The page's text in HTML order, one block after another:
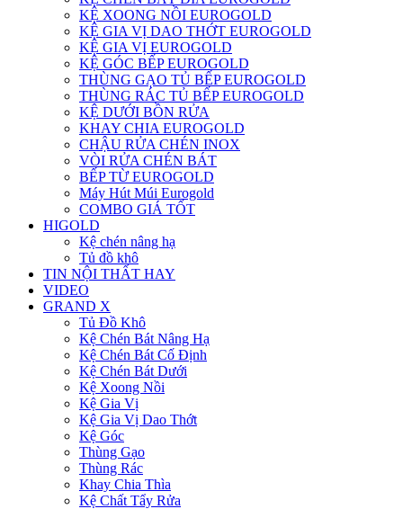
KỆ XOONG NỒI EUROGOLD
KỆ GIA VỊ DAO THỚT EUROGOLD
KỆ GIA VỊ EUROGOLD
KỆ GÓC BẾP EUROGOLD
THÙNG GẠO TỦ BẾP EUROGOLD
THÙNG RÁC TỦ BẾP EUROGOLD
KỆ DƯỚI BỒN RỬA
KHAY CHIA EUROGOLD
CHẬU RỬA CHÉN INOX
VÒI RỬA CHÉN BÁT
BẾP TỪ EUROGOLD
Máy Hút Múi Eurogold
COMBO GIÁ TỐT
HIGOLD
Kệ chén nâng hạ
Tủ đồ khô
TIN NỘI THẤT HAY
VIDEO
GRAND X
Tủ Đồ Khô
Kệ Chén Bát Nâng Hạ
Kệ Chén Bát Cố Định
Kệ Chén Bát Dưới
Kệ Xoong Nồi
Kệ Gia Vị
Kệ Gia Vị Dao Thớt
Kệ Góc
Thùng Gạo
Thùng Rác
Khay Chia Thìa
Kệ Chất Tẩy Rửa